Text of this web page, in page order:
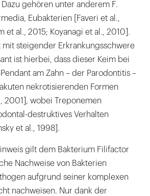
gehören unter anderem F.
Eubakterien [Faveri et al.,
et al., 2015; Koyanagi et al., 2010].
mit steigender Erkrankungsschwere
ist hierbei, dass dieser Keim bei
am Zahn – der Parodontitis –
nekrotisierenden Formen
2001], wobei Treponemen
destruktives Verhalten
et al., 1998].
gilt dem Bakterium Filifactor
Nachweise von Bakterien
aufgrund seiner komplexen
nachweisen. Nur dank der